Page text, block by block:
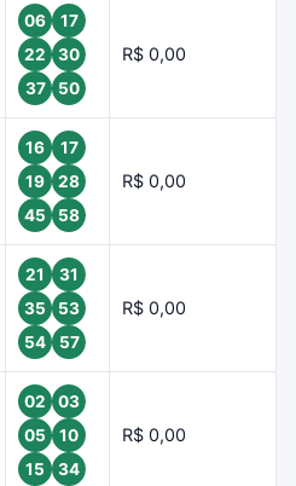
06
17
22
30
37
50
R$ 0,00
16
17
19
28
45
58
R$ 0,00
21
31
35
53
54
57
R$ 0,00
02
03
05
10
15
34
R$ 0,00